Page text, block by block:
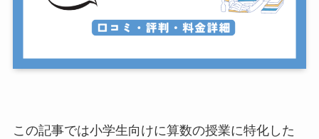
この記事では小学生向けに算数の授業に特化した